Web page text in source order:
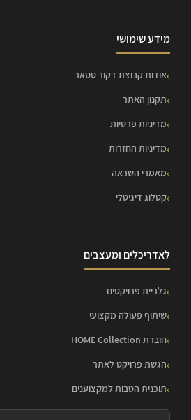
מידע שימושי
אודות קבוצת דקור סטאר
תקנון האתר
מדיניות פרטיות
מדיניות החזרות
מאמרי השראה
קטלוג דיגיטלי
לאדריכלים ומעצבים
גלריית פרויקטים
שיתוף פעולה מקצועי
חוברת HOME Collection
הגשת פרויקט לאתר
תוכנית הטבות למקצוענים